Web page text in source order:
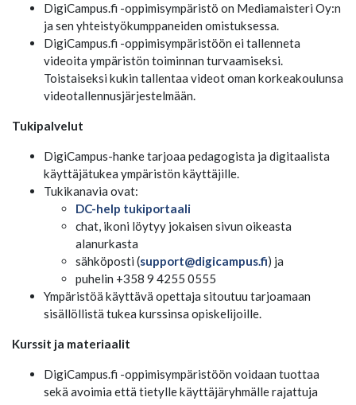
DigiCampus.fi -oppimisympäristö on Mediamaisteri Oy:n
ja sen yhteistyökumppaneiden omistuksessa.
DigiCampus.fi -oppimisympäristöön ei tallenneta
videoita ympäristön toiminnan turvaamiseksi.
Toistaiseksi kukin tallentaa videot oman korkeakoulunsa
videotallennusjärjestelmään.
Tukipalvelut
DigiCampus-hanke tarjoaa pedagogista ja digitaalista
käyttäjätukea ympäristön käyttäjille.
Tukikanavia ovat:
DC-help tukiportaali
chat, ikoni löytyy jokaisen sivun oikeasta
alanurkasta
sähköposti (support@digicampus.fi) ja
puhelin +358 9 4255 0555
Ympäristöä käyttävä opettaja sitoutuu tarjoamaan
sisällöllistä tukea kurssinsa opiskelijoille.
Kurssit ja materiaalit
DigiCampus.fi -oppimisympäristöön voidaan tuottaa
sekä avoimia että tietylle käyttäjäryhmälle rajattuja